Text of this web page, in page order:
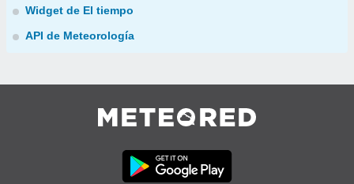
Widget de El tiempo
API de Meteorología